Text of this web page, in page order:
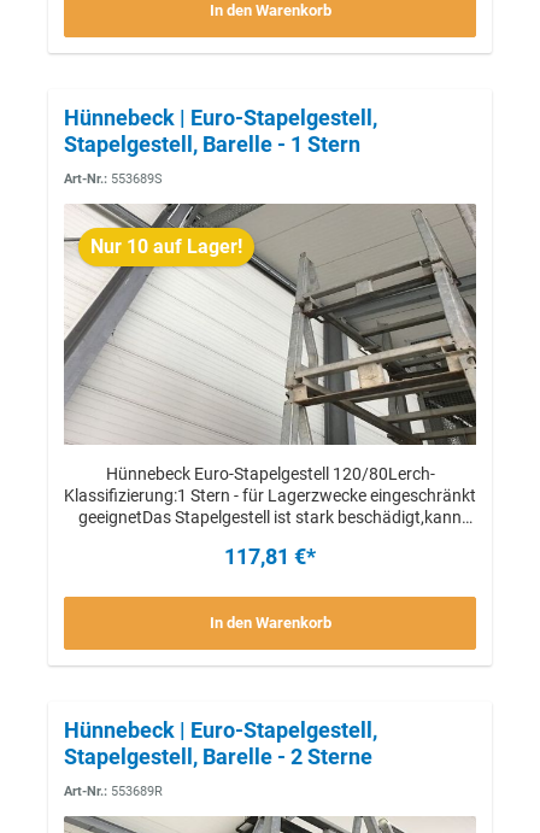
In den Warenkorb
Nur 10 auf Lager!
Hünnebeck | Euro-Stapelgestell,
Stapelgestell, Barelle - 1 Stern
Art-Nr.: 553689S
Hünnebeck Euro-Stapelgestell 120/80Lerch-
Klassifizierung:1 Stern - für Lagerzwecke eingeschränkt
geeignetDas Stapelgestell ist stark beschädigt,kann
werden.Das Verheben mittels Kran o.ä. ist nicht mehr
117,81 €*
In den Warenkorb
Hünnebeck | Euro-Stapelgestell,
Stapelgestell, Barelle - 2 Sterne
Art-Nr.: 553689R